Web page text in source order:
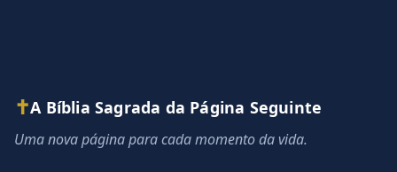
✝A Bíblia Sagrada da Página Seguinte
Uma nova página para cada momento da vida.